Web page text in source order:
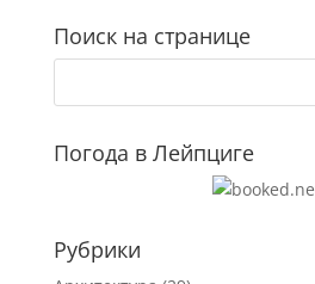
Поиск на странице
Погода в Лейпциге
Рубрики